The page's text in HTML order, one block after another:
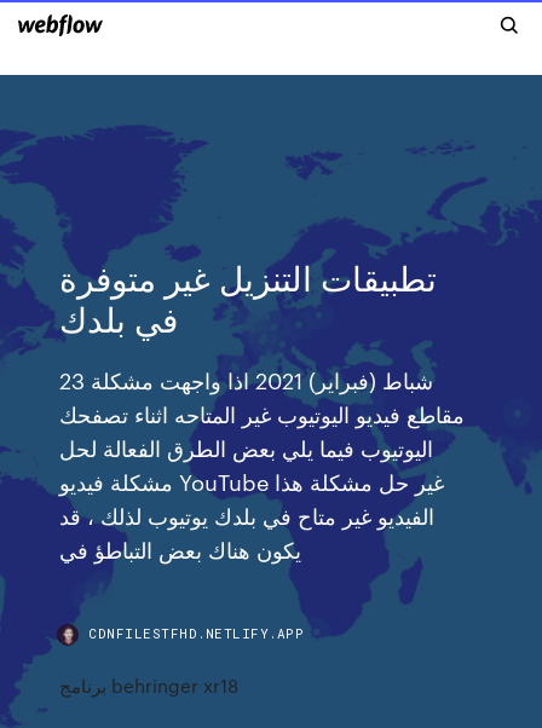
تطبيقات التنزيل غير متوفرة
في بلدك
23 شباط (فبراير) 2021 اذا واجهت مشكلة
مقاطع فيديو اليوتيوب غير المتاحه اثناء تصفحك
اليوتيوب فيما يلي بعض الطرق الفعالة لحل
مشكلة فيديو YouTube غير حل مشكلة هذا
الفيديو غير متاح في بلدك يوتيوب لذلك ، قد
يكون هناك بعض التباطؤ في
CDNFILESTFHD.NETLIFY.APP
برنامج behringer xr18